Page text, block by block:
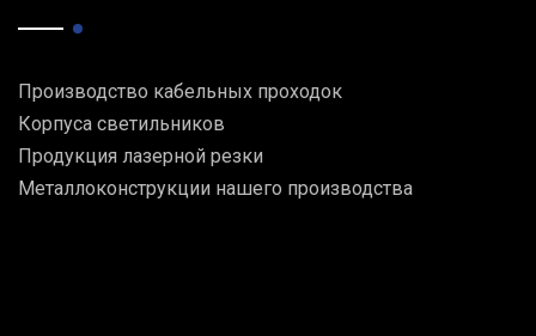
Производство кабельных проходок
Корпуса светильников
Продукция лазерной резки
Металлоконструкции нашего производства